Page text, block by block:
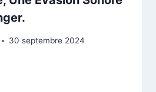
30 septembre 2024